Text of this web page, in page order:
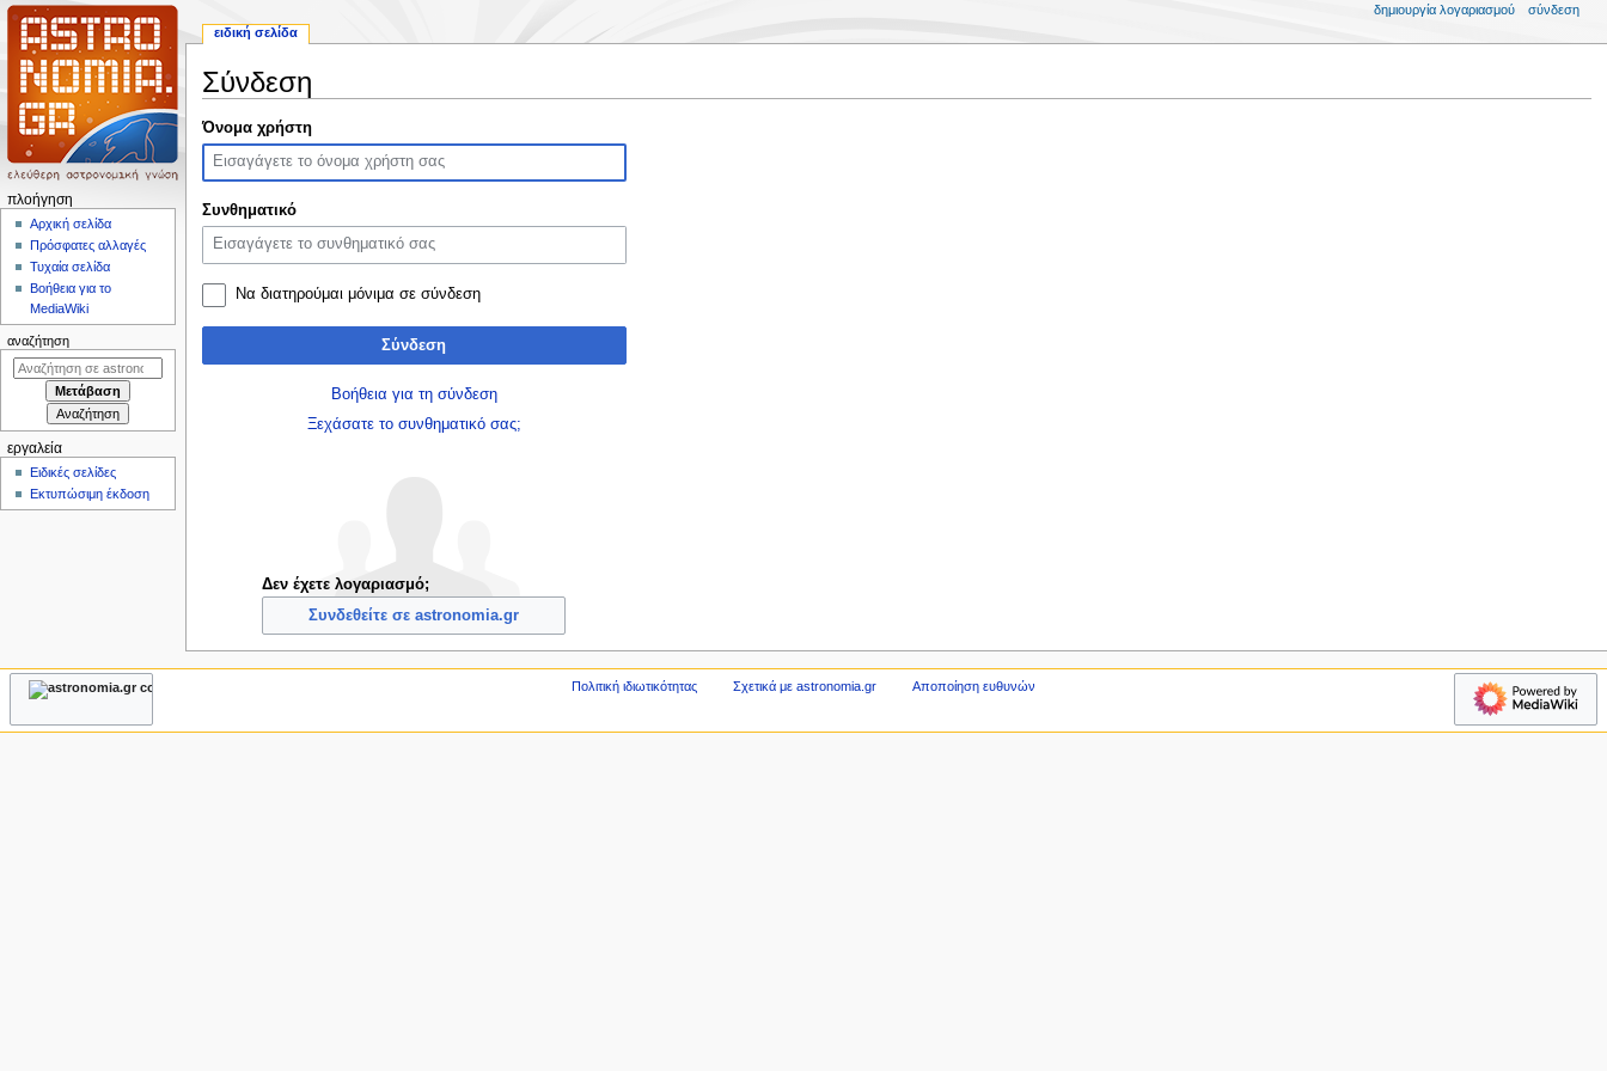
Σύνδεση
Πήδηση
στην
πλοήγηση
Πήδηση
στην
αναζήτηση
Όνομα χρήστη
Συνθηματικό
Να διατηρούμαι μόνιμα σε σύνδεση
Σύνδεση
Βοήθεια για τη σύνδεση
Ξεχάσατε το συνθηματικό σας;
Δεν έχετε λογαριασμό;
Συνδεθείτε σε astronomia.gr
Μ
π
γ
η
η
ειδική σελίδα
δημιουργία λογαριασμού σύνδεση
πλοήγηση
Αρχική σελίδα
Πρόσφατες αλλαγές
Τυχαία σελίδα
Βοήθεια για το
MediaWiki
αναζήτηση
εργαλεία
Ειδικές σελίδες
Εκτυπώσιμη έκδοση
Πολιτική ιδιωτικότητας Σχετικά με astronomia.gr Αποποίηση ευθυνών